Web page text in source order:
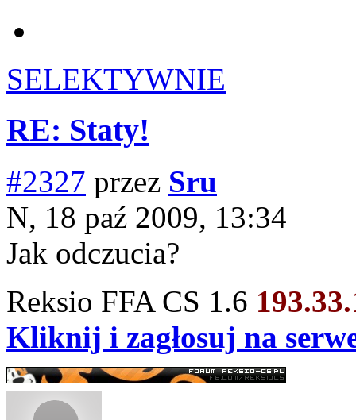
SELEKTYWNIE
RE: Staty!
#2327 przez Sru
N, 18 paź 2009, 13:34
Jak odczucia?
Reksio FFA CS 1.6
Kliknij i zagłosuj na